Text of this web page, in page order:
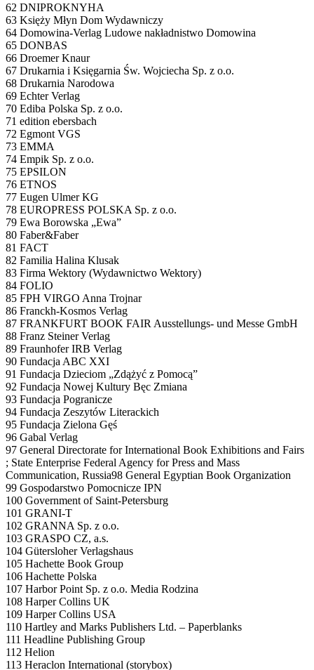
62 DNIPROKNYHA
63 Księży Młyn Dom Wydawniczy
64 Domowina-Verlag Ludowe nakładnistwo Domowina
65 DONBAS
66 Droemer Knaur
67 Drukarnia i Księgarnia Św. Wojciecha Sp. z o.o.
68 Drukarnia Narodowa
69 Echter Verlag
70 Ediba Polska Sp. z o.o.
71 edition ebersbach
72 Egmont VGS
73 EMMA
74 Empik Sp. z o.o.
75 EPSILON
76 ETNOS
77 Eugen Ulmer KG
78 EUROPRESS POLSKA Sp. z o.o.
79 Ewa Borowska „Ewa”
80 Faber&Faber
81 FACT
82 Familia Halina Klusak
83 Firma Wektory (Wydawnictwo Wektory)
84 FOLIO
85 FPH VIRGO Anna Trojnar
86 Franckh-Kosmos Verlag
87 FRANKFURT BOOK FAIR Ausstellungs- und Messe GmbH
88 Franz Steiner Verlag
89 Fraunhofer IRB Verlag
90 Fundacja ABC XXI
91 Fundacja Dzieciom „Zdążyć z Pomocą”
92 Fundacja Nowej Kultury Bęc Zmiana
93 Fundacja Pogranicze
94 Fundacja Zeszytów Literackich
95 Fundacja Zielona Gęś
96 Gabal Verlag
97 General Directorate for International Book Exhibitions and Fairs
; State Enterprise Federal Agency for Press and Mass
Communication, Russia98 General Egyptian Book Organization
99 Gospodarstwo Pomocnicze IPN
100 Government of Saint-Petersburg
101 GRANI-T
102 GRANNA Sp. z o.o.
103 GRASPO CZ, a.s.
104 Gütersloher Verlagshaus
105 Hachette Book Group
106 Hachette Polska
107 Harbor Point Sp. z o.o. Media Rodzina
108 Harper Collins UK
109 Harper Collins USA
110 Hartley and Marks Publishers Ltd. – Paperblanks
111 Headline Publishing Group
112 Helion
113 Heraclon International (storybox)